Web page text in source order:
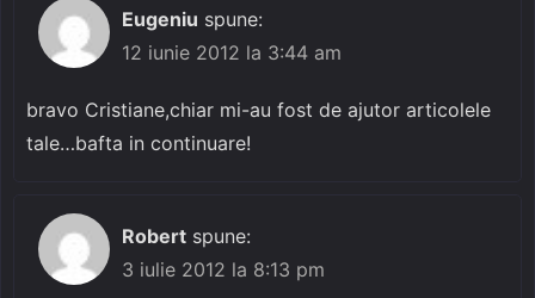
Eugeniu spune:
12 iunie 2012 la 3:44 am
bravo Cristiane,chiar mi-au fost de ajutor articolele
tale…bafta in continuare!
Robert spune:
3 iulie 2012 la 8:13 pm